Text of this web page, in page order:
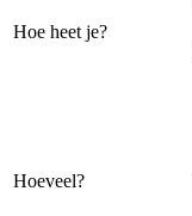
Hoe heet je?
Hoeveel?